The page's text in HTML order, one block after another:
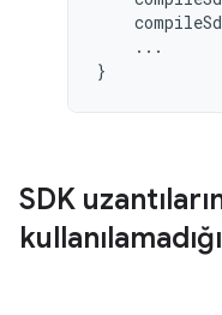
...
}
SDK